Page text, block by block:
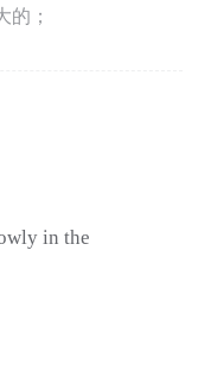
的；
in the